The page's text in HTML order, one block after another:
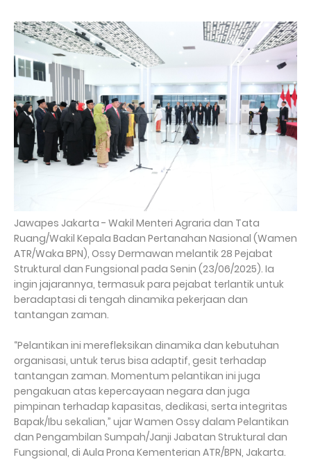
Jawapes Jakarta - Wakil Menteri Agraria dan Tata
Ruang/Wakil Kepala Badan Pertanahan Nasional (Wamen
ATR/Waka BPN), Ossy Dermawan melantik 28 Pejabat
Struktural dan Fungsional pada Senin (23/06/2025). Ia
ingin jajarannya, termasuk para pejabat terlantik untuk
beradaptasi di tengah dinamika pekerjaan dan
tantangan zaman.
“Pelantikan ini merefleksikan dinamika dan kebutuhan
organisasi, untuk terus bisa adaptif, gesit terhadap
tantangan zaman. Momentum pelantikan ini juga
pengakuan atas kepercayaan negara dan juga
pimpinan terhadap kapasitas, dedikasi, serta integritas
Bapak/Ibu sekalian,” ujar Wamen Ossy dalam Pelantikan
dan Pengambilan Sumpah/Janji Jabatan Struktural dan
Fungsional, di Aula Prona Kementerian ATR/BPN, Jakarta.